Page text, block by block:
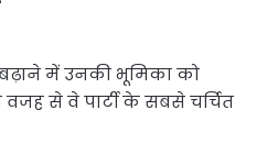
में उनकी भूमिका को
वजह से वे पार्टी के सबसे चर्चित